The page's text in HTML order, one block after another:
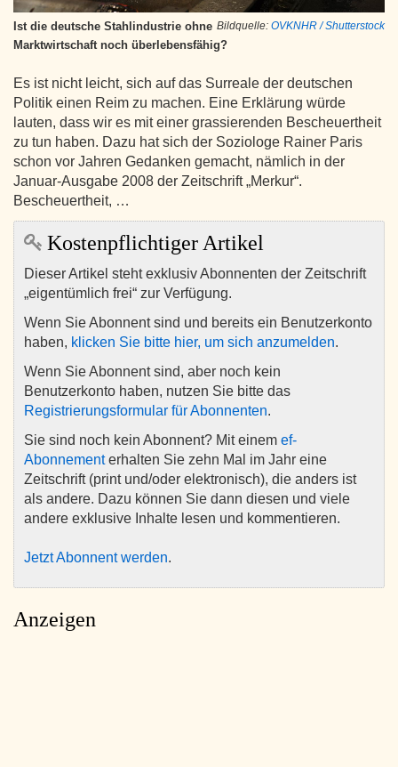
Bildquelle: OVKNHR / Shutterstock
Ist die deutsche Stahlindustrie ohne
Marktwirtschaft noch überlebensfähig?
Es ist nicht leicht, sich auf das Surreale der deutschen
Politik einen Reim zu machen. Eine Erklärung würde
lauten, dass wir es mit einer grassierenden Bescheuertheit
zu tun haben. Dazu hat sich der Soziologe Rainer Paris
schon vor Jahren Gedanken gemacht, nämlich in der
Januar-Ausgabe 2008 der Zeitschrift „Merkur“.
Bescheuertheit, …
Kostenpflichtiger Artikel
Dieser Artikel steht exklusiv Abonnenten der Zeitschrift
„eigentümlich frei“ zur Verfügung.
Wenn Sie Abonnent sind und bereits ein Benutzerkonto
haben, klicken Sie bitte hier, um sich anzumelden.
Wenn Sie Abonnent sind, aber noch kein
Benutzerkonto haben, nutzen Sie bitte das
Registrierungsformular für Abonnenten.
Sie sind noch kein Abonnent? Mit einem ef-
Abonnementerhalten Sie zehn Mal im Jahr eine
Zeitschrift (print und/oder elektronisch), die anders ist
als andere. Dazu können Sie dann diesen und viele
andere exklusive Inhalte lesen und kommentieren.
Jetzt Abonnent werden.
Anzeigen